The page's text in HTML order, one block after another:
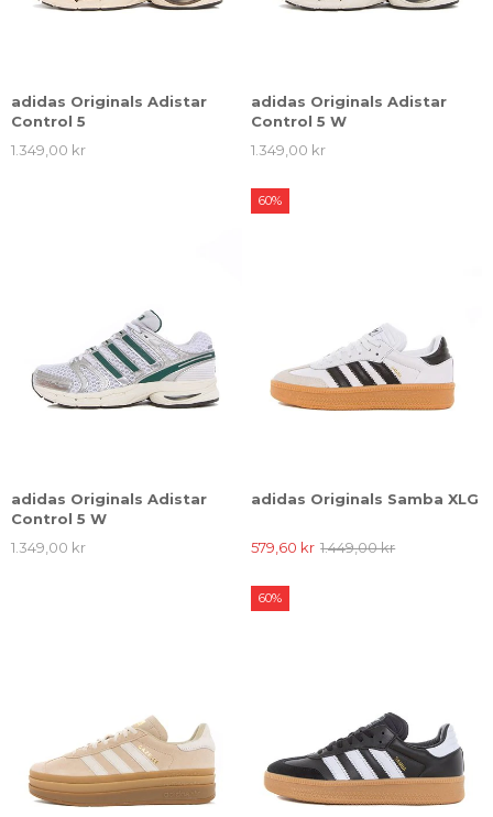
adidas Originals Adistar
Control 5
1.349,00 kr
adidas Originals Adistar
Control 5 W
1.349,00 kr
adidas Originals Adistar
Control 5 W
1.349,00 kr
adidas Originals Samba XLG
579,60 kr 1.449,00 kr
60%
60%